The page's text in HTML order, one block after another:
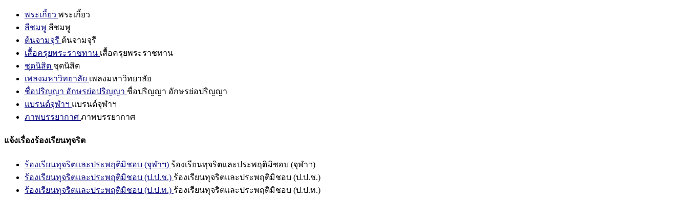
พระเกี้ยว พระเกี้ยว
สีชมพู สีชมพู
ต้นจามจุรี ต้นจามจุรี
เสื้อครุยพระราชทาน เสื้อครุยพระราชทาน
ชุดนิสิต ชุดนิสิต
เพลงมหาวิทยาลัย เพลงมหาวิทยาลัย
ชื่อปริญญา อักษรย่อปริญญา ชื่อปริญญา อักษรย่อปริญญา
แบรนด์จุฬาฯ แบรนด์จุฬาฯ
ภาพบรรยากาศ ภาพบรรยากาศ
แจ้งเรื่องร้องเรียนทุจริต
ร้องเรียนทุจริตและประพฤติมิชอบ (จุฬาฯ) ร้องเรียนทุจริตและประพฤติมิชอบ (จุฬาฯ)
ร้องเรียนทุจริตและประพฤติมิชอบ (ป.ป.ช.) ร้องเรียนทุจริตและประพฤติมิชอบ (ป.ป.ช.)
ร้องเรียนทุจริตและประพฤติมิชอบ (ป.ป.ท.) ร้องเรียนทุจริตและประพฤติมิชอบ (ป.ป.ท.)